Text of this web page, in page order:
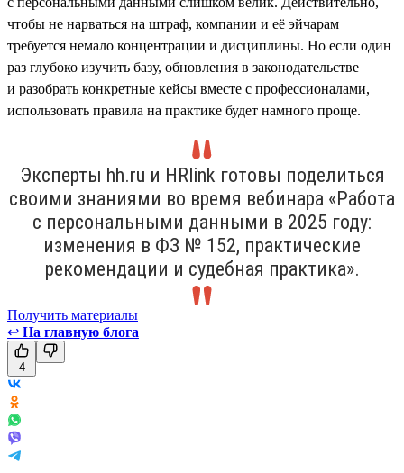
чтобы не нарваться на штраф, компании и её эйчарам
требуется немало концентрации и дисциплины. Но если один
раз глубоко изучить базу, обновления в законодательстве
и разобрать конкретные кейсы вместе с профессионалами,
использовать правила на практике будет намного проще.
Эксперты hh.ru и HRlink готовы поделиться
своими знаниями во время вебинара «Работа
с персональными данными в 2025 году:
изменения в ФЗ № 152, практические
рекомендации и судебная практика».
Получить материалы
↩ На главную блога
4